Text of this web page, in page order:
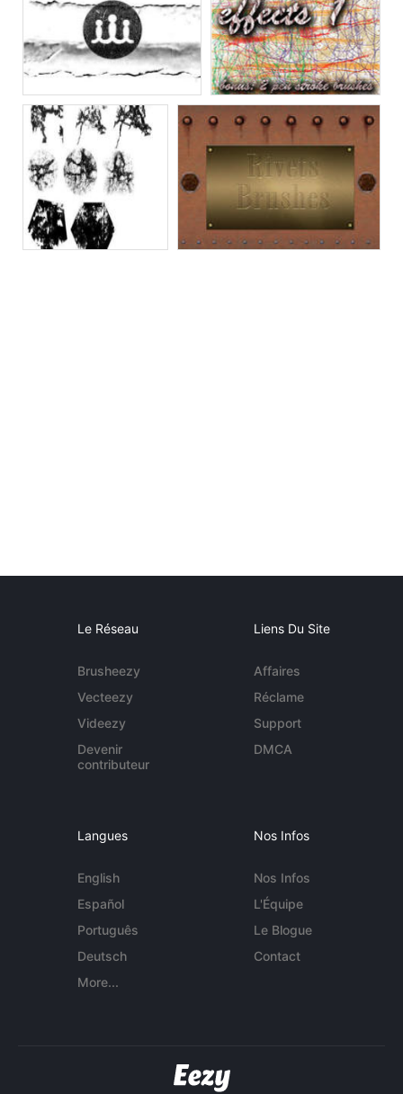
Le Réseau
Brusheezy
Vecteezy
Videezy
Devenir
contributeur
Liens Du Site
Affaires
Réclame
Support
DMCA
Langues
English
Español
Português
Deutsch
More...
Nos Infos
Nos Infos
L'Équipe
Le Blogue
Contact